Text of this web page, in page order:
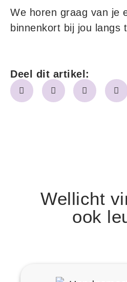
We horen graag van je
binnenkort bij jou langs
Deel dit artikel:
Wellicht
ook